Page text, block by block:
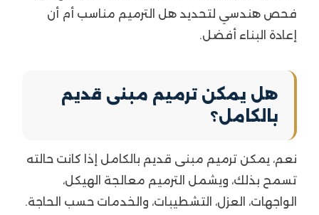
فحص هندسي لتحديد هل الترميم مناسب أم أن
إعادة البناء أفضل.
هل يمكن ترميم مبنى قديم
بالكامل؟
نعم، يمكن ترميم مبنى قديم بالكامل إذا كانت حالته
تسمح بذلك، ويشمل الترميم معالجة الهيكل،
الواجهات، العزل، التشطيبات، والخدمات حسب الحاجة.